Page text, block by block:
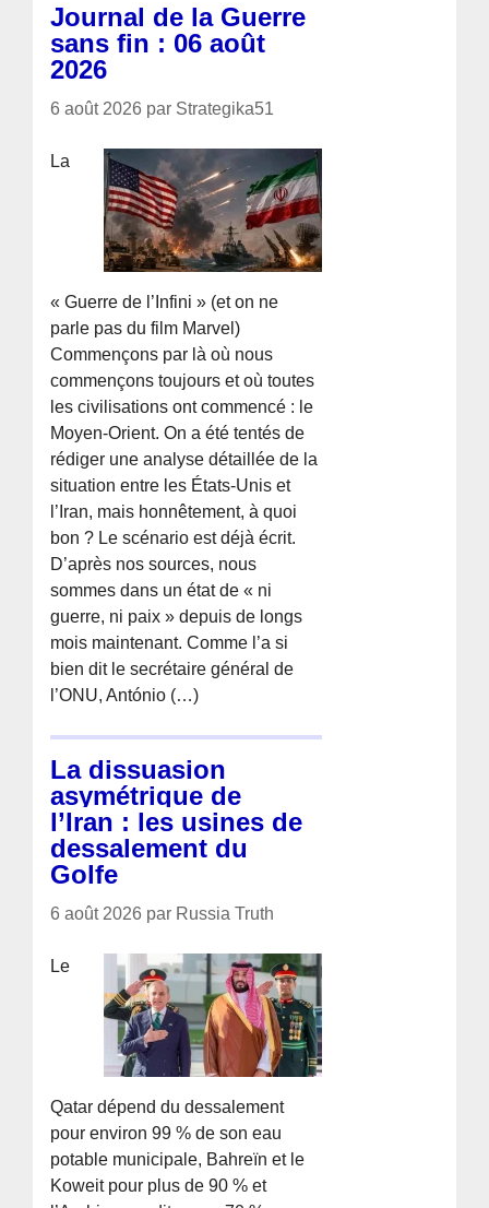
Journal de la Guerre
sans fin : 06 août
2026
6 août 2026 par Strategika51
La
« Guerre de l’Infini » (et on ne
parle pas du film Marvel)
Commençons par là où nous
commençons toujours et où toutes
les civilisations ont commencé : le
Moyen-Orient. On a été tentés de
rédiger une analyse détaillée de la
situation entre les États-Unis et
l’Iran, mais honnêtement, à quoi
bon ? Le scénario est déjà écrit.
D’après nos sources, nous
sommes dans un état de « ni
guerre, ni paix » depuis de longs
mois maintenant. Comme l’a si
bien dit le secrétaire général de
l’ONU, António (…)
La dissuasion
asymétrique de
l’Iran : les usines de
dessalement du
Golfe
6 août 2026 par Russia Truth
Le
Qatar dépend du dessalement
pour environ 99 % de son eau
potable municipale, Bahreïn et le
Koweit pour plus de 90 % et